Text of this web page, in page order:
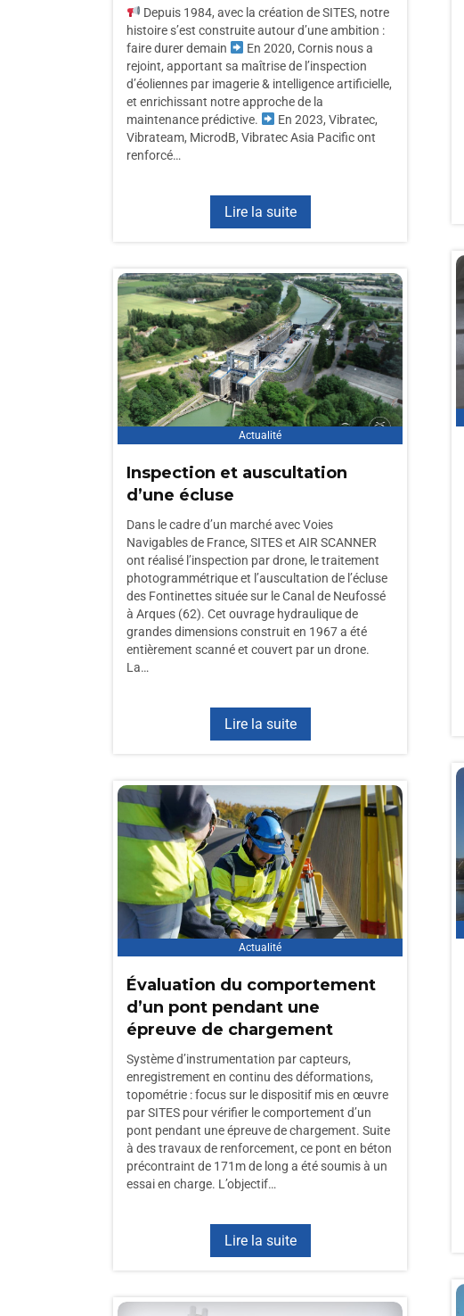
Depuis 1984, avec la création de SITES, notre
histoire s’est construite autour d’une ambition :
faire durer demain
En 2020, Cornis nous a
rejoint, apportant sa maîtrise de l’inspection
d’éoliennes par imagerie & intelligence artificielle,
et enrichissant notre approche de la
maintenance prédictive.
En 2023, Vibratec,
Vibrateam, MicrodB, Vibratec Asia Pacific ont
renforcé…
Lire la suite
Actualité
Inspection et auscultation
d’une écluse
Dans le cadre d’un marché avec Voies
Navigables de France, SITES et AIR SCANNER
ont réalisé l’inspection par drone, le traitement
photogrammétrique et l’auscultation de l’écluse
des Fontinettes située sur le Canal de Neufossé
à Arques (62). Cet ouvrage hydraulique de
grandes dimensions construit en 1967 a été
entièrement scanné et couvert par un drone.
La…
Lire la suite
Actualité
Évaluation du comportement
d’un pont pendant une
épreuve de chargement
Système d’instrumentation par capteurs,
enregistrement en continu des déformations,
topométrie : focus sur le dispositif mis en œuvre
par SITES pour vérifier le comportement d’un
pont pendant une épreuve de chargement. Suite
à des travaux de renforcement, ce pont en béton
précontraint de 171m de long a été soumis à un
essai en charge. L’objectif…
Lire la suite